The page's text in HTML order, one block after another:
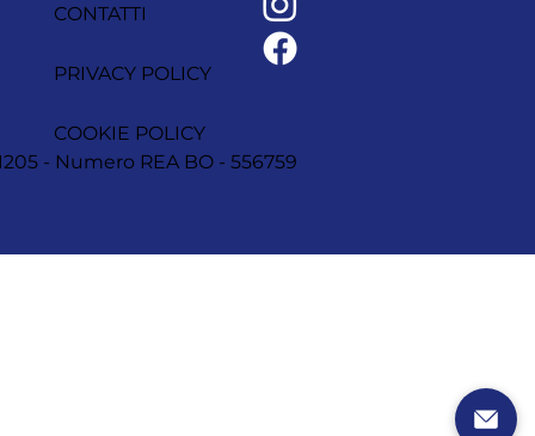
CONTATTI
PRIVACY POLICY
COOKIE POLICY
- Numero REA BO - 556759